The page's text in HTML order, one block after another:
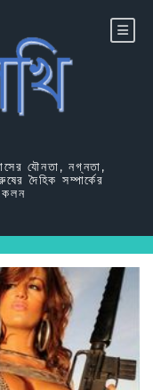
যৌনতা, নগ্নতা,
দৈহিক সম্পার্কের